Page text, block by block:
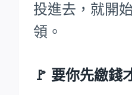
投進去，就開
領。
🚩 要你先繳錢